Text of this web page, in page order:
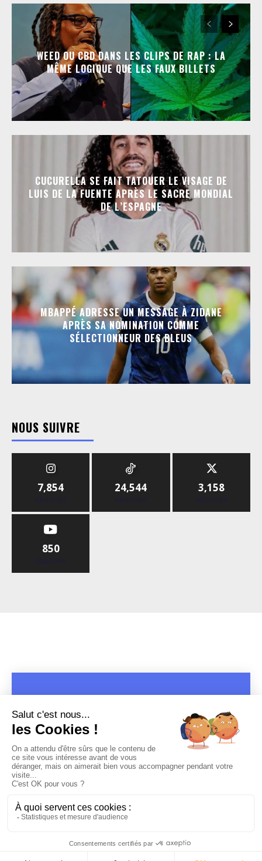
WEED OU CBD DANS LES CLIPS DE RAP : LA
MÊME LOGIQUE QUE LES FAUX BILLETS
CUCURELLA SE FAIT TATOUER LE VISAGE DE
LUIS DE LA FUENTE APRÈS LE SACRE MONDIAL
DE L’ESPAGNE
MBAPPÉ ADRESSE UN MESSAGE À ZIDANE
APRÈS SA NOMINATION COMME
SÉLECTIONNEUR DES BLEUS
NOUS SUIVRE
7,854
Abonnés
24,544
Abonnés
3,158
Abonnés
850
Abonnés
MENTIONS LÉGALES-POLITIQUE DE CONFIDENTIALITÉ